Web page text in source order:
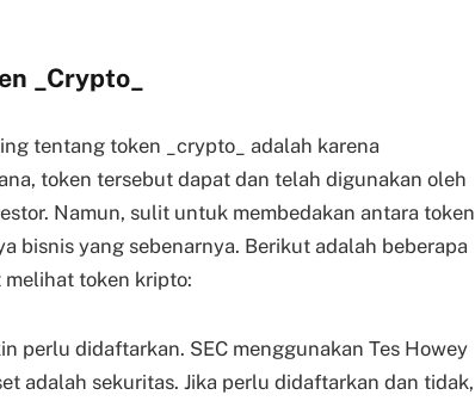
Crypto
tentang token _crypto_ adalah karena
token tersebut dapat dan telah digunakan oleh
Namun, sulit untuk membedakan antara token
bisnis yang sebenarnya. Berikut adalah beberapa
token kripto:
perlu didaftarkan. SEC menggunakan Tes Howey
adalah sekuritas. Jika perlu didaftarkan dan tidak,